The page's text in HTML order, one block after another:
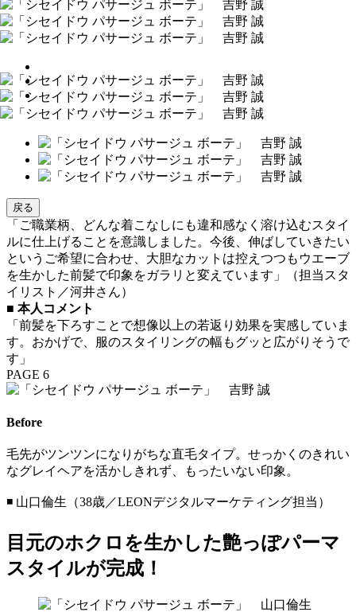
戻る
「ご職業柄、どんな着こなしにも違和感なく溶け込むスタイ
ルに仕上げることを意識しました。今後、伸ばしていきたい
というご希望に合わせ、大胆なカットは控えつつもウエーブ
を生かした前髪で印象をガラリと変えています」（担当スタ
イリスト／河井さん）
■ 本人コメント
「前髪を下ろすことで想像以上の若返り効果を実感していま
す。おかげで、服のスタイリングの幅もグッと広がりそうで
す」
PAGE 6
Before
毛先がツンツンになりがちな直毛タイプ。せっかくのきれい
なグレイヘアを活かしきれず、もったいない印象。
◾️ 山口倫生（38歳／LEONデジタルマーケティング担当）
目元のホクロを生かした艶っぽパーマ
スタイルが完成！